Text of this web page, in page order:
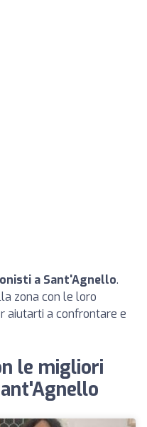
a Sant'Agnello.
zona con le loro
aiutarti a confrontare e
le migliori